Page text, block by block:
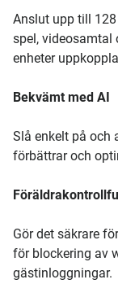
Anslut upp till 128
spel, videosamtal
enheter
Bekvämt med AI
Slå enkelt på och
förbättrar och
Gör det säkrare
för blockering av
gästinloggningar.